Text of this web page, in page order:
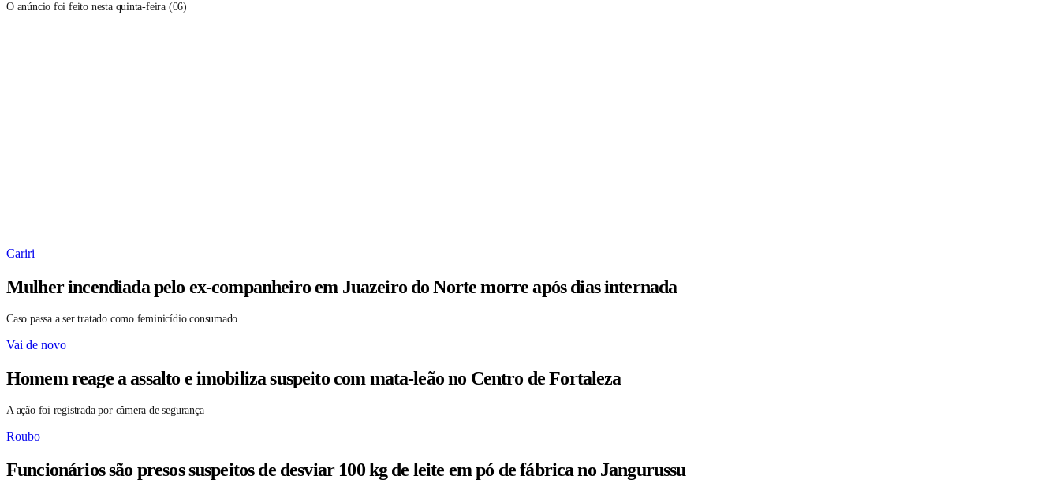
O anúncio foi feito nesta quinta-feira (06)
Cariri
Mulher incendiada pelo ex-companheiro em Juazeiro do Norte morre após dias internada
Caso passa a ser tratado como feminicídio consumado
Vai de novo
Homem reage a assalto e imobiliza suspeito com mata-leão no Centro de Fortaleza
A ação foi registrada por câmera de segurança
Roubo
Funcionários são presos suspeitos de desviar 100 kg de leite em pó de fábrica no Jangurussu